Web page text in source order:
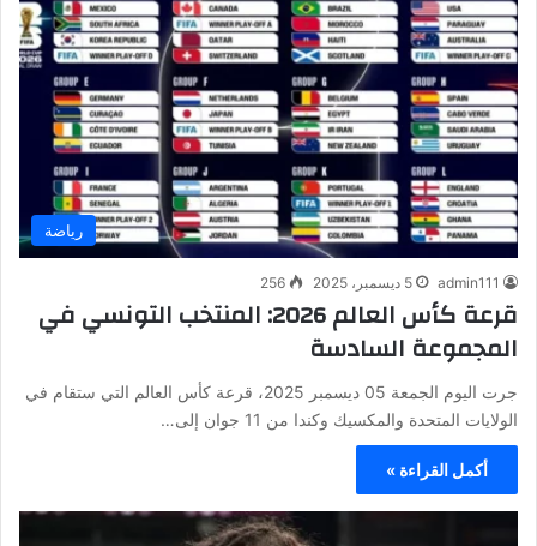
رياضة
admin111 5 ديسمبر، 2025 256
قرعة كأس العالم 2026: المنتخب التونسي في
المجموعة السادسة
جرت اليوم الجمعة 05 ديسمبر 2025، قرعة كأس العالم التي ستقام في
الولايات المتحدة والمكسيك وكندا من 11 جوان إلى…
أكمل القراءة »